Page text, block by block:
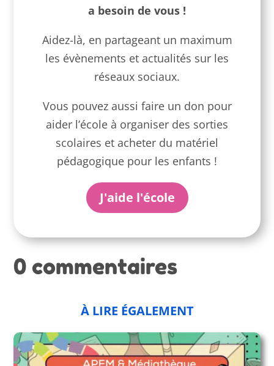
a besoin de vous !
Aidez-là, en partageant un maximum
les évènements et actualités sur les
réseaux sociaux.
Vous pouvez aussi faire un don pour
aider l’école à organiser des sorties
scolaires et acheter du matériel
pédagogique pour les enfants !
J'aide l'école
0 commentaires
À LIRE ÉGALEMENT